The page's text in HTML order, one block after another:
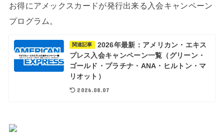
お得にアメックスカードが発行出来る入会キャンペーン
プログラム。
関連記事
2026年最新：アメリカン・エキス
プレス入会キャンペーン一覧（グリーン・
ゴールド・プラチナ・ANA・ヒルトン・マ
リオット）
2026.08.07